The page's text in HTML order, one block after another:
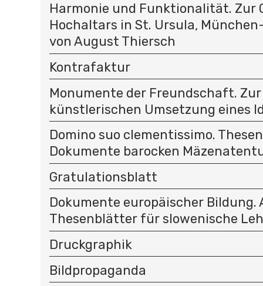
Harmonie und Funktionalität. Zur
Hochaltars in St. Ursula,
von August Thiersch
Kontrafaktur
Monumente der Freundschaft. Zur
künstlerischen Umsetzung eines
Domino suo clementissimo.
Dokumente barocken
Gratulationsblatt
Dokumente europäischer Bildung.
Thesenblätter für slowenische
Druckgraphik
Bildpropaganda